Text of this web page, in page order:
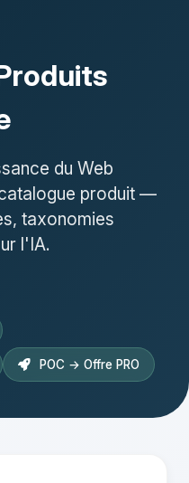
du Web
produit —
taxonomies
l'IA.
POC → Offre PRO